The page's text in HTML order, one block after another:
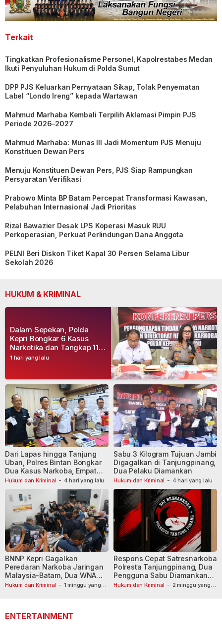
Terkait
Tingkatkan Profesionalisme Personel, Kapolrestabes Medan
Ikuti Penyuluhan Hukum di Polda Sumut
DPP PJS Keluarkan Pernyataan Sikap, Tolak Penyematan
Label “Londo Ireng” kepada Wartawan
Mahmud Marhaba Kembali Terpilih Aklamasi Pimpin PJS
Periode 2026–2027
Mahmud Marhaba: Munas III Jadi Momentum PJS Menuju
Konstituen Dewan Pers
Menuju Konstituen Dewan Pers, PJS Siap Rampungkan
Persyaratan Verifikasi
Prabowo Minta BP Batam Percepat Transformasi Kawasan,
Pelabuhan Internasional Jadi Prioritas
Rizal Bawazier Desak LPS Koperasi Masuk RUU
Perkoperasian, Perkuat Perlindungan Dana Anggota
PELNI Beri Diskon Tiket Kapal 30 Persen Selama Libur
Sekolah 2026
HUKUM & KRIMINAL
1 hari yang lalu
Dalam Sepekan, Polda
Kepri Bongkar 6 Kasus
Narkotika dan Tangkap 11
Tersangka
Hukum dan Kriminal - 4 hari yang lalu
Dari Lapas hingga Tanjung
Uban, Polres Bintan Bongkar
Dua Kasus Narkoba, Empat
Tersangka Dibekuk
Hukum dan Kriminal - 4 hari yang lalu
Sabu 3 Kilogram Tujuan Jambi
Digagalkan di Tanjungpinang,
Dua Pelaku Diamankan
Hukum dan Kriminal - 1 minggu yang
BNNP Kepri Gagalkan
Peredaran Narkoba Jaringan
Malaysia-Batam, Dua WNA
Masih Diburu
Hukum dan Kriminal - 2 minggu yang
Respons Cepat Satresnarkoba
Polresta Tanjungpinang, Dua
Pengguna Sabu Diamankan
Usai Dilaporkan ke Call Center
ENTERTAINMENT